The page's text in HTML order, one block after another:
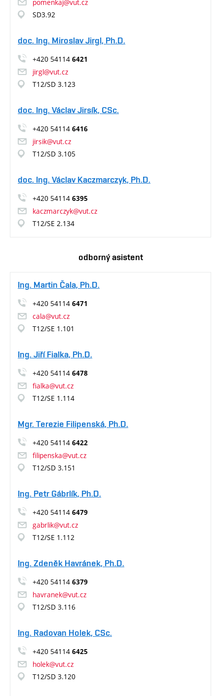
pomenkaj@vut.cz
SD3.92
doc. Ing. Miroslav Jirgl, Ph.D.
+420 54114 6421
jirgl@vut.cz
T12/SD 3.123
doc. Ing. Václav Jirsík, CSc.
+420 54114 6416
jirsik@vut.cz
T12/SD 3.105
doc. Ing. Václav Kaczmarczyk, Ph.D.
+420 54114 6395
kaczmarczyk@vut.cz
T12/SE 2.134
odborný asistent
Ing. Martin Čala, Ph.D.
+420 54114 6471
cala@vut.cz
T12/SE 1.101
Ing. Jiří Fialka, Ph.D.
+420 54114 6478
fialka@vut.cz
T12/SE 1.114
Mgr. Terezie Filipenská, Ph.D.
+420 54114 6422
filipenska@vut.cz
T12/SD 3.151
Ing. Petr Gábrlík, Ph.D.
+420 54114 6479
gabrlik@vut.cz
T12/SE 1.112
Ing. Zdeněk Havránek, Ph.D.
+420 54114 6379
havranek@vut.cz
T12/SD 3.116
Ing. Radovan Holek, CSc.
+420 54114 6425
holek@vut.cz
T12/SD 3.120